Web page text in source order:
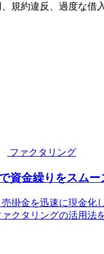
規約違反、過度な借
ファクタリング
資金繰りをスム
掛金を迅速に現金化
クタリングの活用法